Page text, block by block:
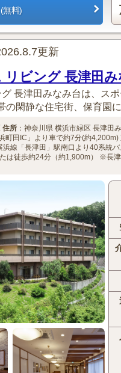
(無料)
更新
リビング 長津田
長津田みなみ台は、ス
の閑静な住宅街、保育園
住所 ： 神奈川県 横浜市緑区 長津田
町田IC」より車で約7分(約4,200m)
線「長津田」駅南口より40系統
は徒歩約24分（約1,900m）
※長津